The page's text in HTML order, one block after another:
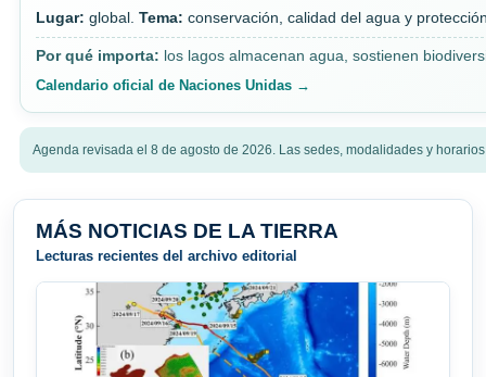
Lugar: global. Tema: conservación, calidad del agua y
Por qué importa: los lagos almacenan agua, sostienen
Calendario oficial de Naciones Unidas →
Agenda revisada el 8 de agosto de 2026. Las sedes, modalidades y
MÁS NOTICIAS DE LA TIERRA
Lecturas recientes del archivo editorial